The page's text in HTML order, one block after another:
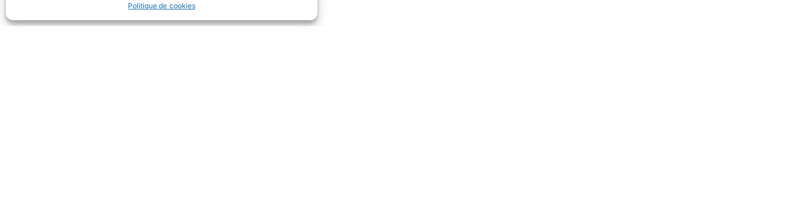
Politique de cookies